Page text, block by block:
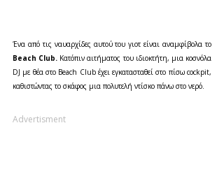
Beach Club. Κατόπιν αιτήματος του ιδιοκτήτη, μια κοσνόλα
DJ με θέα στο Beach Club έχει εγκατασταθεί στο πίσω cockpit,
καθιστώντας το σκάφος μια πολυτελή ντίσκο πάνω στο νερό.
Advertisment